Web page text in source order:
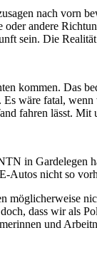
nach vorn
andere
sein. Die
kommen. Das
wäre fatal,
fahren lässt.
Gardelegen
Autos nicht so
dass wir als
und